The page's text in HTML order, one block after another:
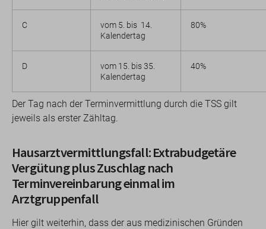
C
vom 5. bis 14.
Kalendertag
80%
D
vom 15. bis 35.
Kalendertag
40%
Der Tag nach der Terminvermittlung durch die TSS gilt
jeweils als erster Zähltag.
Hausarztvermittlungsfall: Extrabudgetäre
Vergütung plus Zuschlag nach
Terminvereinbarung einmal im
Arztgruppenfall
Hier gilt weiterhin, dass der aus medizinischen Gründen